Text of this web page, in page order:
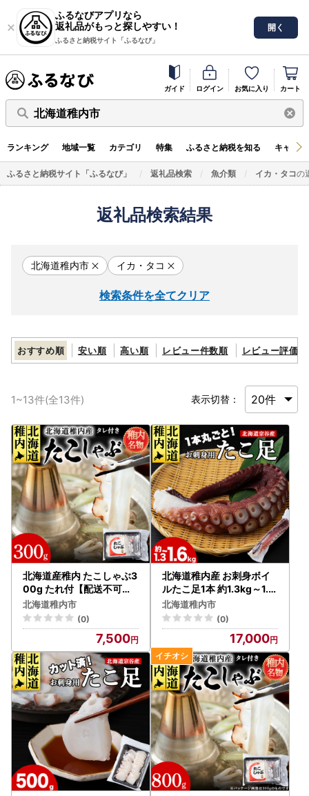
ふるなびアプリなら
返礼品がもっと探しやすい！
ふるさと納税サイト「ふるなび」
開く
ガイド ログイン お気に入り カート
北海道稚内市
ランキング 地域一覧 カテゴリ 特集 ふるさと納税を知る キャン
ふるさと納税サイト「ふるなび」 返礼品検索 魚介類 イカ・タコの
返礼品検索結果
北海道稚内市 イカ・タコ
検索条件を全てクリア
おすすめ順 安い順 高い順 レビュー件数順 レビュー評価順
1~13件(全13件) 表示切替：
北海道産稚内 たこしゃぶ3
00g たれ付【配送不可地
域：離島・沖縄県】
北海道稚内市
(0)
7,500
北海道稚内産 お刺身ボイ
ルたこ足1本 約1.3kg～1.6
kg【配送不可地域：離島
・沖縄県】
北海道稚内市
(0)
17,000